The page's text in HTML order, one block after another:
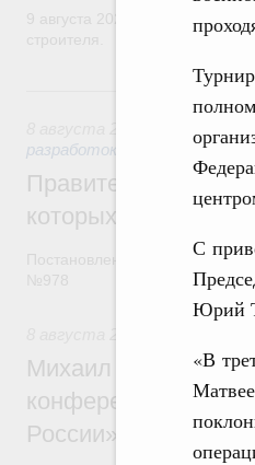
С
Юрий
«В
9 августа 2026 года
разработок
Правительство
которых
Постановление от 5 августа
Михаил Мишустин
конференции
России»